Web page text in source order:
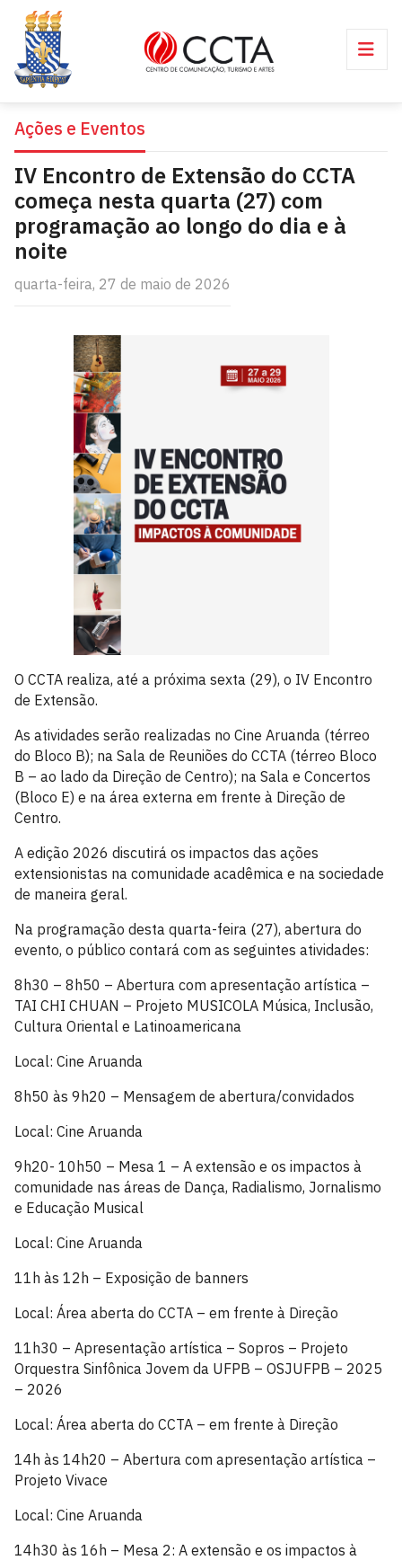
Ações e Eventos
IV Encontro de Extensão do CCTA
começa nesta quarta (27) com
programação ao longo do dia e à
noite
quarta-feira, 27 de maio de 2026
O CCTA realiza, até a próxima sexta (29), o IV Encontro
de Extensão.
As atividades serão realizadas no Cine Aruanda (térreo
do Bloco B); na Sala de Reuniões do CCTA (térreo Bloco
B – ao lado da Direção de Centro); na Sala e Concertos
(Bloco E) e na área externa em frente à Direção de
Centro.
A edição 2026 discutirá os impactos das ações
extensionistas na comunidade acadêmica e na sociedade
de maneira geral.
Na programação desta quarta-feira (27), abertura do
evento, o público contará com as seguintes atividades:
8h30 – 8h50 – Abertura com apresentação artística –
TAI CHI CHUAN – Projeto MUSICOLA Música, Inclusão,
Cultura Oriental e Latinoamericana
Local: Cine Aruanda
8h50 às 9h20 – Mensagem de abertura/convidados
Local: Cine Aruanda
9h20- 10h50 – Mesa 1 – A extensão e os impactos à
comunidade nas áreas de Dança, Radialismo, Jornalismo
e Educação Musical
Local: Cine Aruanda
11h às 12h – Exposição de banners
Local: Área aberta do CCTA – em frente à Direção
11h30 – Apresentação artística – Sopros – Projeto
Orquestra Sinfônica Jovem da UFPB – OSJUFPB – 2025
– 2026
Local: Área aberta do CCTA – em frente à Direção
14h às 14h20 – Abertura com apresentação artística –
Projeto Vivace
Local: Cine Aruanda
14h30 às 16h – Mesa 2: A extensão e os impactos à